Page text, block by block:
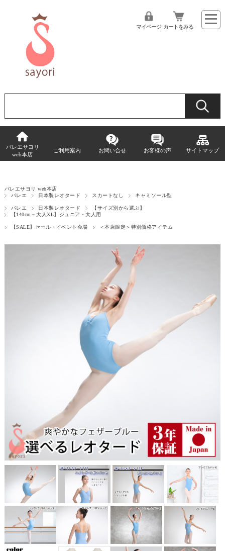
マイページ カートをみる
バレエサヨリ
web本店
ご利用案内 お問い合せ お客様の声 サイトマップ
バレエサヨリ web本店
バレエ
日本製レオタード スカートなし キャミソール型
バレエ 日本製レオタード
【サイズ別から選ぶ】
【140cm～大人XL】ジュニア・大人用
【SALE】セール・イベント会場 ＜本店限定＞特別価格アイテム